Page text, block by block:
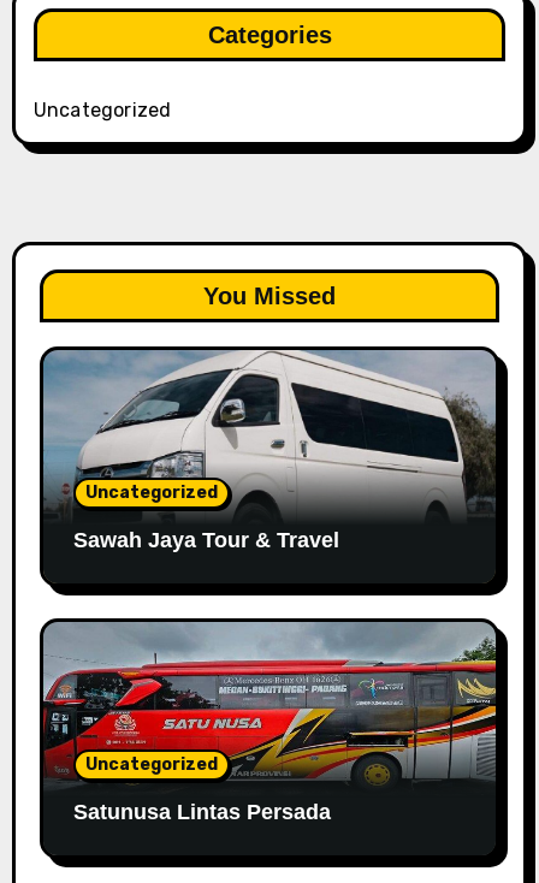
Categories
Uncategorized
You Missed
Uncategorized
Sawah Jaya Tour & Travel
Uncategorized
Satunusa Lintas Persada